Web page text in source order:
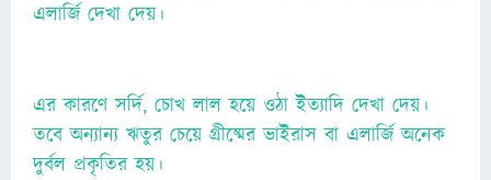
এলার্জি দেখা দেয়।
এর কারণে সর্দি, চোখ লাল হয়ে ওঠা ইত্যাদি দেখা দেয়।
তবে অন্যান্য ঋতুর চেয়ে গ্রীষ্মের ভাইরাস বা এলার্জি অনেক
দুর্বল প্রকৃতির হয়।